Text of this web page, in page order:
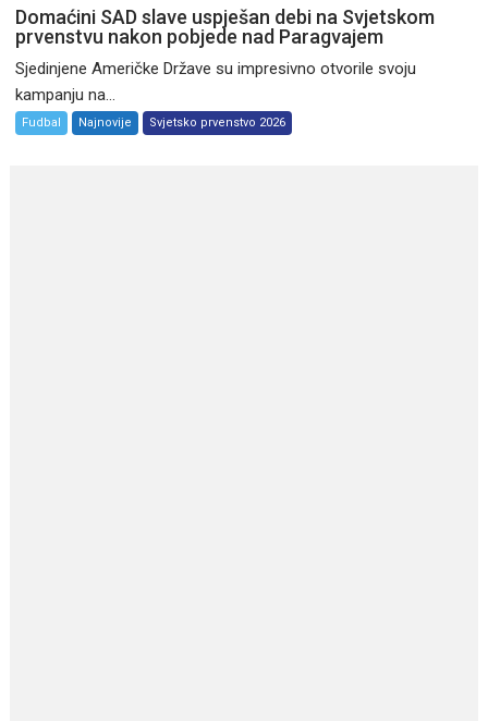
Domaćini SAD slave uspješan debi na Svjetskom
prvenstvu nakon pobjede nad Paragvajem
Sjedinjene Američke Države su impresivno otvorile svoju
kampanju na...
Fudbal Najnovije Svjetsko prvenstvo 2026